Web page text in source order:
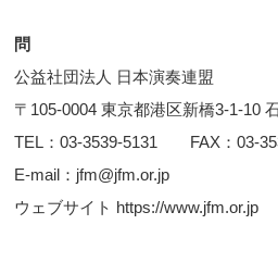
問
公益社団法人 日本演奏連盟
〒105-0004 東京都港区新橋3-1-10
TEL：03-3539-5131 FAX：03-
E-mail：jfm@jfm.or.jp
ウェブサイト https://www.jfm.or.jp